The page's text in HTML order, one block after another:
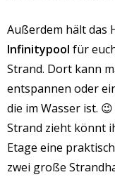
Außerdem hält das
Infinitypool für
Strand. Dort kann
entspannen oder
die im Wasser ist.
Strand zieht könnt
Etage eine
zwei große